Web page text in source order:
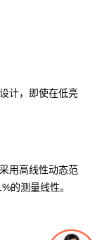
计，即使在低亮
用高线性动态范
的测量线性。